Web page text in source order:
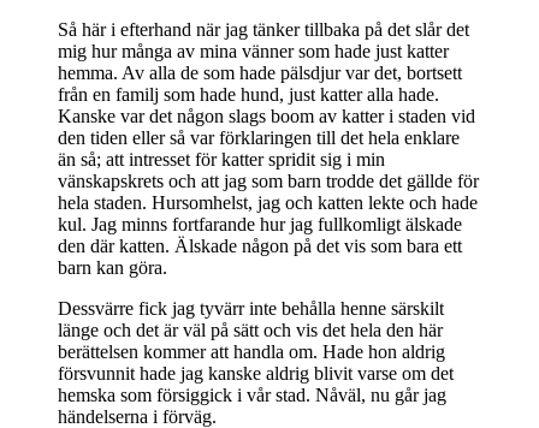
Så här i efterhand när jag tänker tillbaka på det slår det
mig hur många av mina vänner som hade just katter
hemma. Av alla de som hade pälsdjur var det, bortsett
från en familj som hade hund, just katter alla hade.
Kanske var det någon slags boom av katter i staden vid
den tiden eller så var förklaringen till det hela enklare
än så; att intresset för katter spridit sig i min
vänskapskrets och att jag som barn trodde det gällde för
hela staden. Hursomhelst, jag och katten lekte och hade
kul. Jag minns fortfarande hur jag fullkomligt älskade
den där katten. Älskade någon på det vis som bara ett
barn kan göra.
Dessvärre fick jag tyvärr inte behålla henne särskilt
länge och det är väl på sätt och vis det hela den här
berättelsen kommer att handla om. Hade hon aldrig
försvunnit hade jag kanske aldrig blivit varse om det
hemska som försiggick i vår stad. Nåväl, nu går jag
händelserna i förväg.